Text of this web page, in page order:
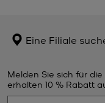
Eine Filiale
Melden Sie sich für
erhalten 10 % Rabatt